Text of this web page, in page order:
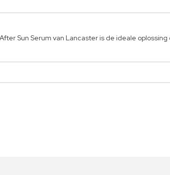
Sun Serum van Lancaster is de ideale